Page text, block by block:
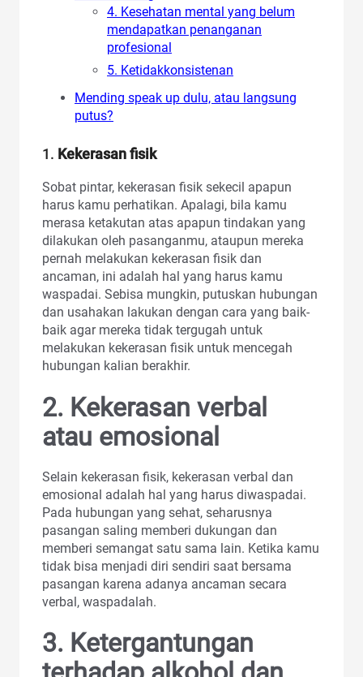
4. Kesehatan mental yang belum
mendapatkan penanganan
profesional
5. Ketidakkonsistenan
Mending speak up dulu, atau langsung
putus?
1. Kekerasan fisik
Sobat pintar, kekerasan fisik sekecil apapun
harus kamu perhatikan. Apalagi, bila kamu
merasa ketakutan atas apapun tindakan yang
dilakukan oleh pasanganmu, ataupun mereka
pernah melakukan kekerasan fisik dan
ancaman, ini adalah hal yang harus kamu
waspadai. Sebisa mungkin, putuskan hubungan
dan usahakan lakukan dengan cara yang baik-
baik agar mereka tidak tergugah untuk
melakukan kekerasan fisik untuk mencegah
hubungan kalian berakhir.
2. Kekerasan verbal
atau emosional
Selain kekerasan fisik, kekerasan verbal dan
emosional adalah hal yang harus diwaspadai.
Pada hubungan yang sehat, seharusnya
pasangan saling memberi dukungan dan
memberi semangat satu sama lain. Ketika kamu
tidak bisa menjadi diri sendiri saat bersama
pasangan karena adanya ancaman secara
verbal, waspadalah.
3. Ketergantungan